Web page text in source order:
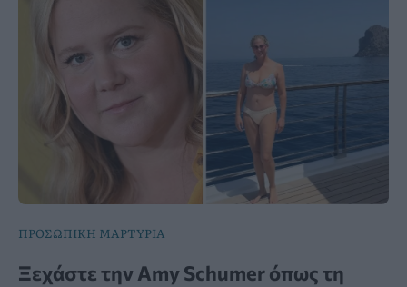
ΠΡΟΣΩΠΙΚΗ ΜΑΡΤΥΡΙΑ
Ξεχάστε την Amy Schumer όπως τη